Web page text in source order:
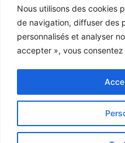
Nous utilisons des cookies
de navigation, diffuser des
personnalisés et analyser
accepter », vous
WhatsApp : (+33) 6 52 17
E-mail :
E-mail :
Nous écrire Qui